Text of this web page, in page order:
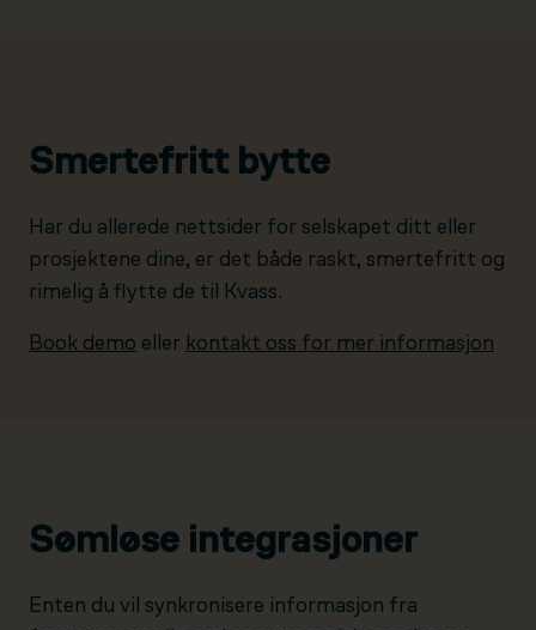
Smertefritt bytte
Har du allerede nettsider for selskapet ditt eller
prosjektene dine, er det både raskt, smertefritt og
rimelig å flytte de til Kvass.
Book demo eller kontakt oss for mer informasjon
Sømløse integrasjoner
Enten du vil synkronisere informasjon fra